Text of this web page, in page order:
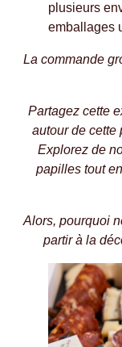
plusieurs
emballages
La commande
Partagez cette
autour de cette
Explorez de
papilles tout
Alors, pourquoi
partir à la